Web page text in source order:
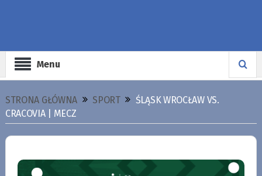
Menu
STRONA GŁÓWNA SPORT
ŚLĄSK WROCŁAW VS.
CRACOVIA | MECZ